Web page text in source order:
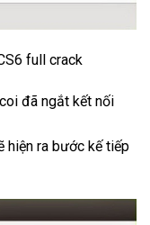
full crack
đã ngắt kết nối
hiện ra bước kế tiếp